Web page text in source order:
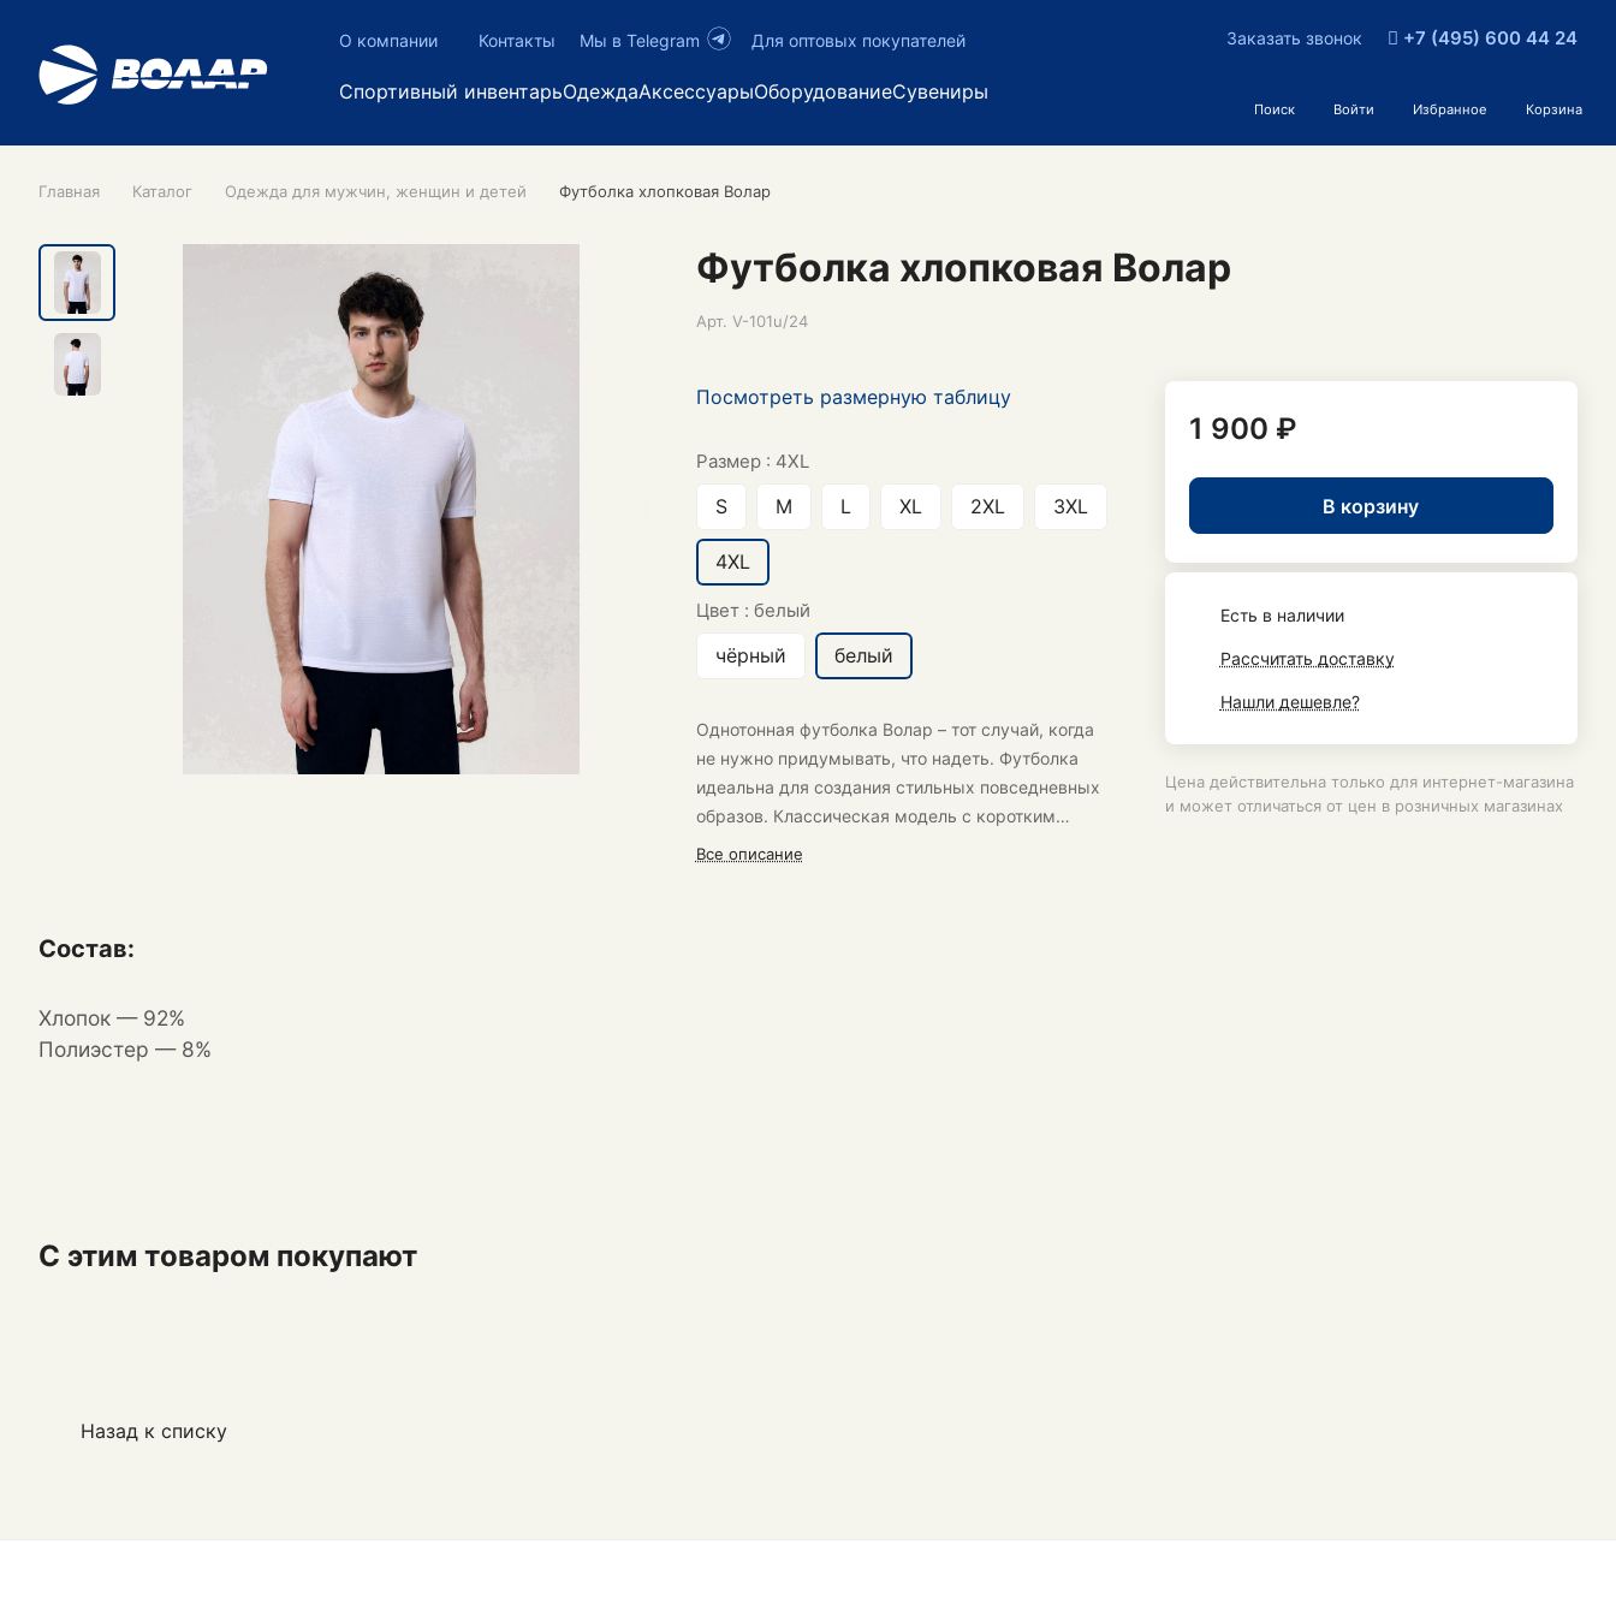
О компании Контакты Мы в Telegram Для оптовых покупателей
Спортивный инвентарьОдеждаАксессуарыОборудованиеСувениры
Заказать звонок +7 (495) 600 44 24
Поиск Войти Избранное Корзина
Главная Каталог Одежда для мужчин, женщин и детей Футболка хлопковая Волар
Футболка хлопковая Волар
Арт. V-101u/24
Посмотреть размерную таблицу
Размер : 4XL
S M L XL 2XL 3XL
4XL
Цвет : белый
чёрный белый
Однотонная футболка Волар – тот случай, когда
не нужно придумывать, что надеть. Футболка
идеальна для создания стильных повседневных
образов. Классическая модель с коротким
рукавом.
Все описание
1 900 ₽
В корзину
Есть в наличии
Рассчитать доставку
Нашли дешевле?
Цена действительна только для интернет-магазина
и может отличаться от цен в розничных магазинах
Состав:
Хлопок — 92%
Полиэстер — 8%
С этим товаром покупают
Назад к списку